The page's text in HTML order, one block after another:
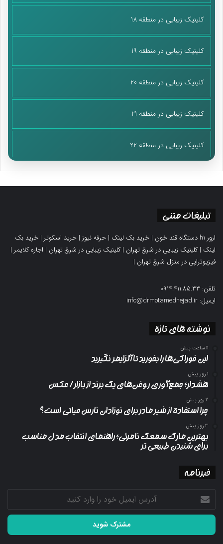
کلینیک زیبایی در منطقه 18
کلینیک زیبایی در منطقه 19
کلینیک زیبایی در منطقه 20
کلینیک زیبایی در منطقه 21
کلینیک زیبایی در منطقه 22
تبلیغات متنی
ارور h1 دستگاه قند خون | خرید بک لینک | حرفه نیوز | خرید اسکوتر | خرید بک
لینک |کلینیک زیبایی در شرق تهران |کلینیک زیبایی در شرق تهران | اجاره کلایمر |
فیزیوتراپی در منزل شرق تهران |
تلفن: 0914.411.85.33
ایمیل: info@drmotamednejad.ir
نوشته های تازه
11 ساعت پیش
این خوراکی‌ها را بخورید تا آلزایمر نگیرید
1 روز پیش
هشدار؛ جمع‌آوری روغن‌های یک برند از بازار/ عکس
2 روز پیش
چرا استفاده از شیر مادر برای نوزادان نارس حیاتی است؟
3 روز پیش
بهترین مارک سمعک نامرئی؛ راهنمای انتخاب مدل مناسب
برای شنیدن طبیعی تر
خبرنامه
آدرس
ایمیل
خود
وارد